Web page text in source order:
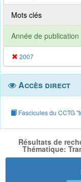
Mots clés
Année de publication
2007
Accès direct
Fascicules du CCTG
Résultats de
Thématique: